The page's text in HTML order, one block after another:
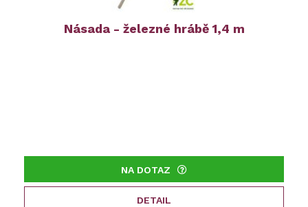
Násada - železné hrábě 1,4 m
NA DOTAZ
DETAIL